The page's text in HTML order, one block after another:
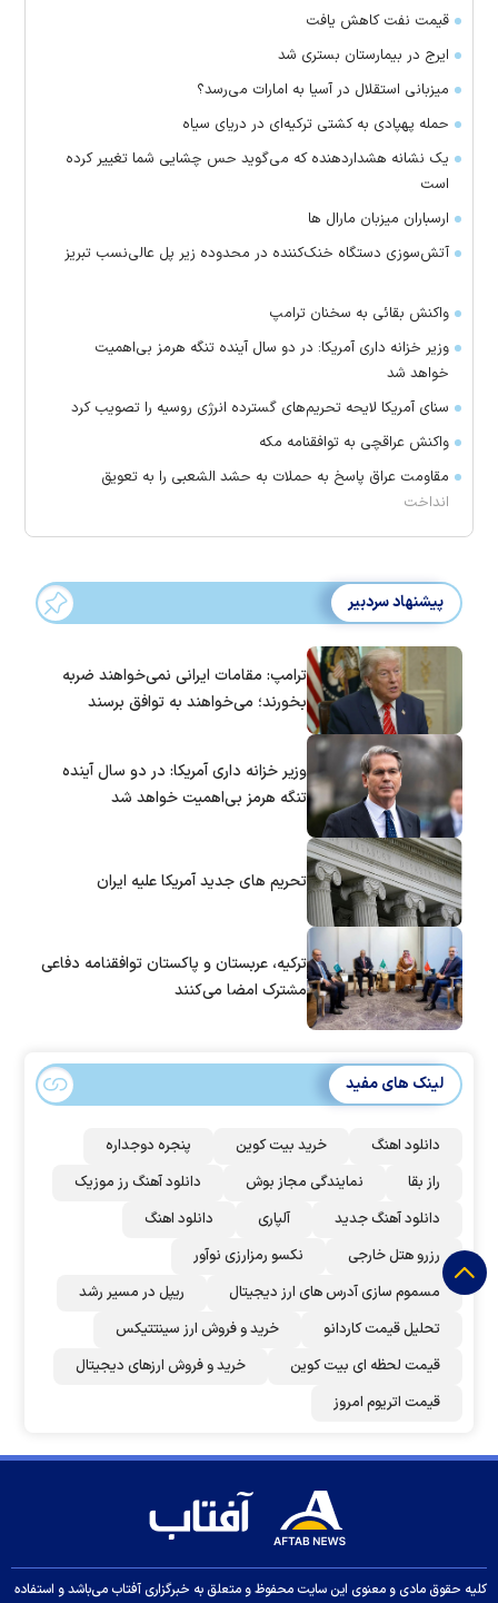
قیمت نفت کاهش یافت
ایرج در بیمارستان بستری شد
میزبانی استقلال در آسیا به امارات می‌رسد؟
حمله پهپادی به کشتی ترکیه‌ای در دریای سیاه
یک نشانه هشداردهنده که می‌گوید حس چشایی شما تغییر کرده
است
ارسباران میزبان مارال ها
آتش‌سوزی دستگاه خنک‌کننده در محدوده زیر پل عالی‌نسب تبریز
واکنش بقائی به سخنان ترامپ
وزیر خزانه داری آمریکا: در دو سال آینده تنگه هرمز بی‌اهمیت
خواهد شد
سنای آمریکا لایحه تحریم‌های گسترده انرژی روسیه را تصویب کرد
واکنش عراقچی به توافقنامه مکه
مقاومت عراق پاسخ به حملات به حشد الشعبی را به تعویق
انداخت
پیشنهاد سردبیر
ترامپ: مقامات ایرانی نمی‌خواهند ضربه
بخورند؛ می‌خواهند به توافق برسند
وزیر خزانه داری آمریکا: در دو سال آینده
تنگه هرمز بی‌اهمیت خواهد شد
تحریم های جدید آمریکا علیه ایران
ترکیه، عربستان و پاکستان توافقنامه دفاعی
مشترک امضا می‌کنند
لینک های مفید
دانلود اهنگ خرید بیت کوین
پنجره دوجداره
راز بقا
نمایندگی مجاز بوش
دانلود آهنگ رز‌ موزیک
دانلود آهنگ جدید
آلپاری
دانلود اهنگ
رزرو هتل خارجی
نکسو رمزارزی نوآور
مسموم سازی آدرس های ارز دیجیتال
ریپل در مسیر رشد
تحلیل قیمت کاردانو
خرید و فروش ارز سینتتیکس
قیمت لحظه ای بیت کوین
خرید و فروش ارزهای دیجیتال
قیمت اتریوم امروز
کلیه حقوق مادی و معنوی این سایت محفوظ و متعلق به خبرگزاری آفتاب می‌باشد و استفاده